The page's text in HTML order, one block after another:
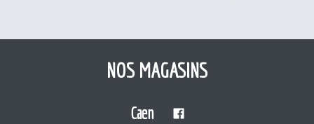
NOS MAGASINS
Caen